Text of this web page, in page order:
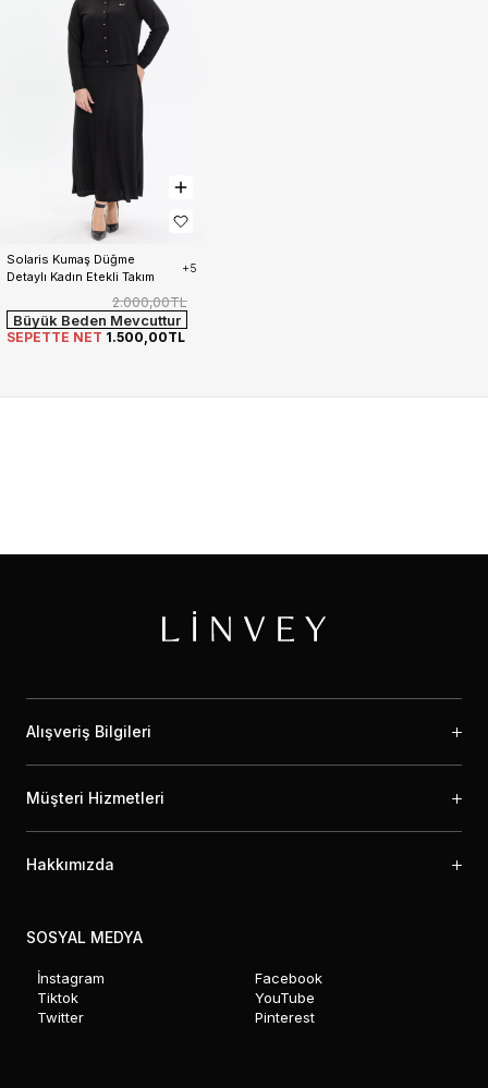
Solaris Kumaş Düğme
Detaylı Kadın Etekli Takım
+5
2.000,00TL
Büyük Beden Mevcuttur
SEPETTE NET 1.500,00TL
Alışveriş Bilgileri
Müşteri Hizmetleri
Hakkımızda
SOSYAL MEDYA
İnstagram
Facebook
Tiktok
YouTube
Twitter
Pinterest